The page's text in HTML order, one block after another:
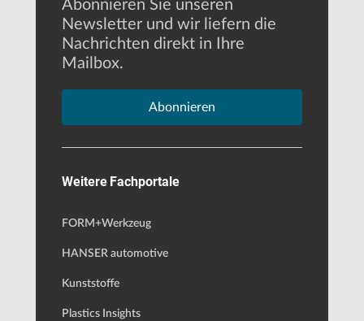
Abonnieren Sie unseren
Newsletter und wir liefern die
Nachrichten direkt in Ihre
Mailbox.
Abonnieren
Weitere Fachportale
FORM+Werkzeug
HANSER automotive
Kunststoffe
Plastics Insights